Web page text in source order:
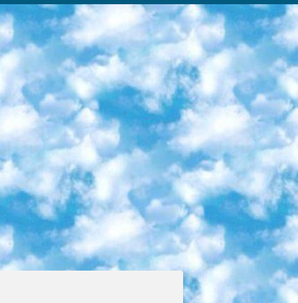
публикуют подборки видеолекций, составленные экспертами из разных отраслей и объединённые общими темами. Среди них, к примеру, есть серии «Биоинформатика и геномика», «Культура средневековой Скандинавии» и Cinema Studies о теории кино. Каждая подборка лекций — логически связанная история, рассказанная экспертом от первого лица. Кроме того, на сайте появляются научно-образовательные статьи и тесты на разные темы. 7. «Newочём» Команда проекта «Newочём» отбирает самые интересные тексты из англоязычных СМИ и переводит те из них, за которые голосуют участники сообщества «ВКонтакте». По большей части это научно-популярные статьи. Редакторы придумывают лишь заголовки, в остальном содержание переводов соответствует оригиналам. Полные тексты можно читать прямо в социальной сети. 8. InternetUrok Онлайн-база материалов по основным дисциплинам школьной программы. Информация на сайте структурирована по классам, предметам и темам (урокам). Каждый урок состоит из видеолекций и конспектов. Есть также интерактивные тренажёры и тесты для закрепления пройденного материала. Даже если вы давно окончили школу, возможность повторить программу старших классов всегда может пригодиться. 9. Edutainme Ещё один ресурс об образовании. В отличие от Newtonew, как мне кажется, Edutainme больше ориентируется на представителей индустрии: педагогов, предпринимателей, разработчиков образовательных проектов. Но и любой, кто просто стремится к саморазвитию, найдёт на сайте много полезного и интересного для себя. Например, информацию о новых курсах и образовательных сервисах. 10. Newtonew Онлайн-медиа об образовании и обучении в широком смысле. Авторы Newtonew пишут об инструментах, заведениях, тактиках и стратегиях, которые помогают учить других и получать новые знания самостоятельно. На этой площадке вы найдёте новости, обзоры, аналитические мат